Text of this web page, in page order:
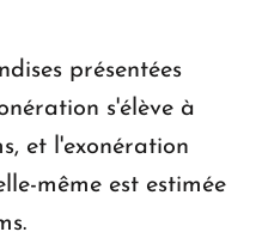
présentées
s'élève à
et l'exonération
même est estimée